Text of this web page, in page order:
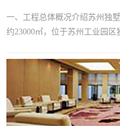
一、工程总体概况介绍苏州独
约23000㎡，位于苏州工业园
35.33万元。室外装饰内容包括
面钢干挂石材、隐框玻璃幕墙
09年2月02日开工，2009年12
保设计是城市